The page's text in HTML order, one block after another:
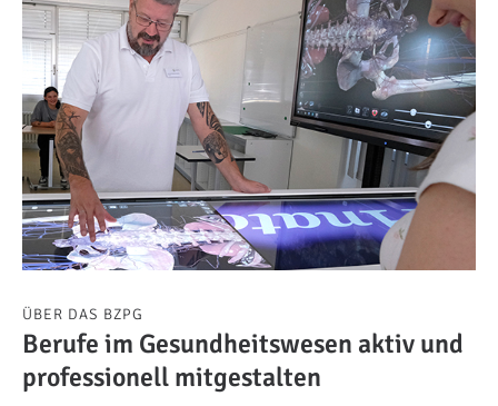
ÜBER DAS BZPG
Berufe im Gesundheitswesen aktiv und
professionell mitgestalten